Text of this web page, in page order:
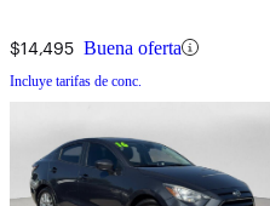
$14,495 Buena oferta
Incluye tarifas de conc.